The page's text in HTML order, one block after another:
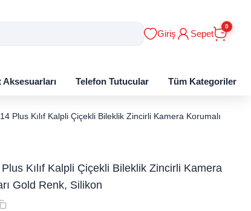
Giriş Sepet
0
Aksesuarları Telefon Tutucular Tüm Kategoriler
Plus Kılıf Kalpli Çiçekli Bileklik Zincirli Kamera Korumalı
Kılıf Kalpli Çiçekli Bileklik Zincirli Kamera
Gold Renk, Silikon